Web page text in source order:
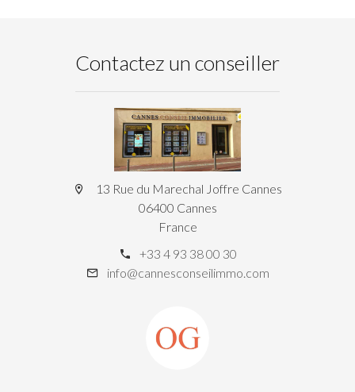
Contactez un conseiller
13 Rue du Marechal Joffre Cannes
06400 Cannes
France
+33 4 93 38 00 30
info@cannesconseilimmo.com